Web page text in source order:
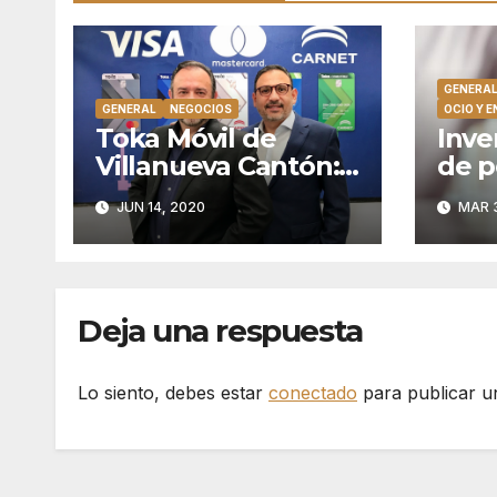
GENERAL NEGOCIOS
Toka Móvil de
Villanueva Cantón:
un servicio de altura
JUN 14, 2020
GENERAL
OCIO Y
de
MAR
Deja una respuesta
Lo siento, debes estar conectado para publicar